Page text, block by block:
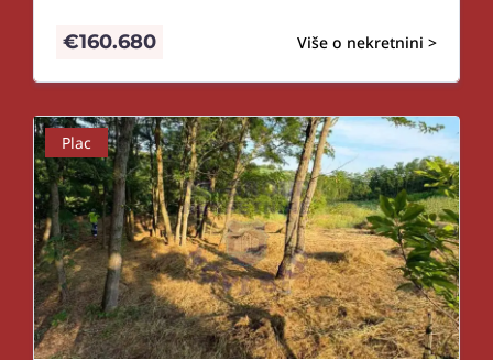
Više o nekretnini >
€160.680
Plac